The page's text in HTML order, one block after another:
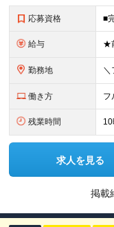
応募資格
給与
勤務地
働き方 フ
残業時間
求人を見る
掲載